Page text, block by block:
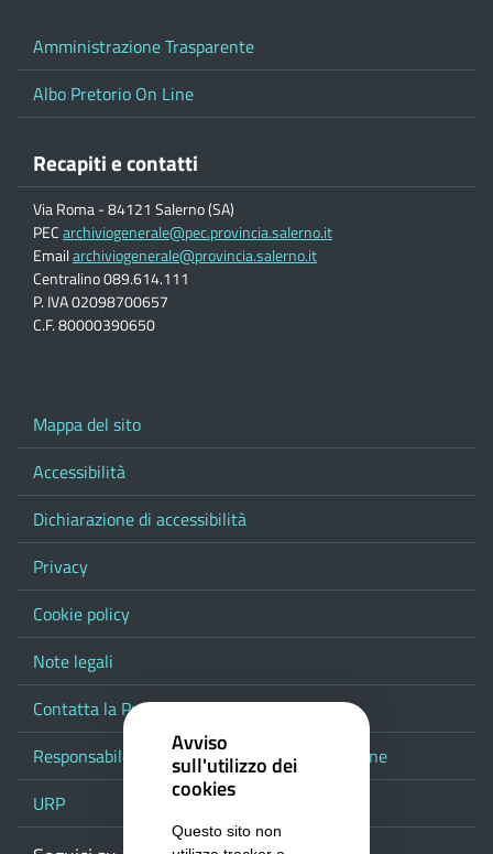
Amministrazione Trasparente
Albo Pretorio On Line
Recapiti e contatti
Via Roma - 84121 Salerno (SA)
PECarchiviogenerale@pec.provincia.salerno.it
Emailarchiviogenerale@provincia.salerno.it
Centralino 089.614.111
P. IVA 02098700657
C.F. 80000390650
Mappa del sito
Accessibilità
Dichiarazione di accessibilità
Privacy
Cookie policy
Note legali
Contatta la Provincia
Responsabile del procedimento di pubblicazione
URP
Avviso
sull'utilizzo dei
cookies
Questo sito non